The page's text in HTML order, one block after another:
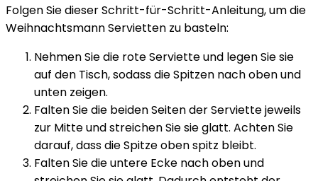
Folgen Sie dieser Schritt-für-Schritt-Anleitung, um die
Weihnachtsmann Servietten zu basteln:
Nehmen Sie die rote Serviette und legen Sie sie
auf den Tisch, sodass die Spitzen nach oben und
unten zeigen.
Falten Sie die beiden Seiten der Serviette jeweils
zur Mitte und streichen Sie sie glatt. Achten Sie
darauf, dass die Spitze oben spitz bleibt.
Falten Sie die untere Ecke nach oben und